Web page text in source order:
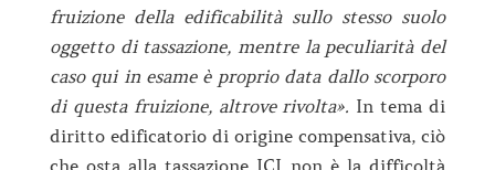
fruizione della edificabilità sullo stesso suolo
oggetto di tassazione, mentre la peculiarità del
caso qui in esame è proprio data dallo scorporo
di questa fruizione, altrove rivolta». In tema di
diritto edificatorio di origine compensativa, ciò